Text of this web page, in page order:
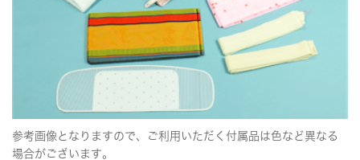
参考画像となりますので、ご利用いただく付属品は色など異なる
場合がございます。